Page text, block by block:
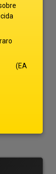
(EA